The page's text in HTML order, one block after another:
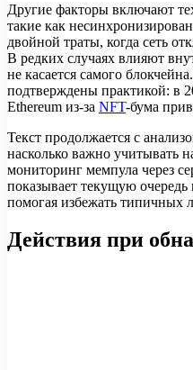
Другие факторы включают
такие как
двойной траты, когда сеть
В редких случаях влияют
не касается самого
подтверждены практикой: в
Ethereum из-за NFT-бума
Текст продолжается с
насколько важно учитывать
мониторинг мемпула через
показывает текущую
помогая избежать типичных
Действия при